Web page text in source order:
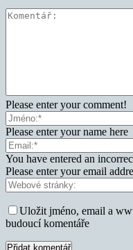
Please enter your comment!
Please enter your name here
You have entered an
Please enter your email
Uložit jméno, email a
budoucí komentáře